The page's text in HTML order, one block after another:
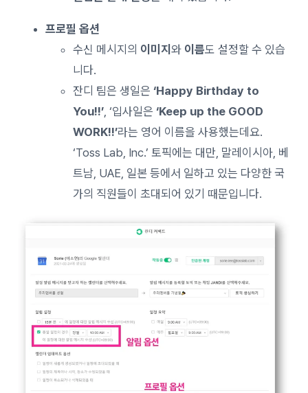
프로필 옵션
수신 메시지의 이미지와 이름도 설정할 수 있습
니다.
잔디 팀은 생일은 ‘Happy Birthday to
You!!’, ‘입사일은‘Keep up the GOOD
WORK!!’라는 영어 이름을 사용했는데요.
‘Toss Lab, Inc.’ 토픽에는 대만, 말레이시아, 베
트남, UAE, 일본 등에서 일하고 있는 다양한 국
가의 직원들이 초대되어 있기 때문입니다.